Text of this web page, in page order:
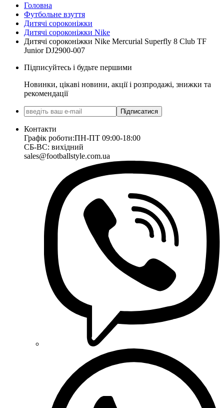
Головна
Футбольне взуття
Дитячі сороконіжки
Дитячі сороконіжки Nike
Дитячі сороконіжки Nike Mercurial Superfly 8 Club TF
Junior DJ2900-007
Підписуйтесь і будьте першими
Новинки, цікаві новини, акції і розпродажі, знижки та
рекомендації
Підписатися
Контакти
Графік роботи:ПН-ПТ 09:00-18:00
СБ-ВС: вихідний
sales@footballstyle.com.ua